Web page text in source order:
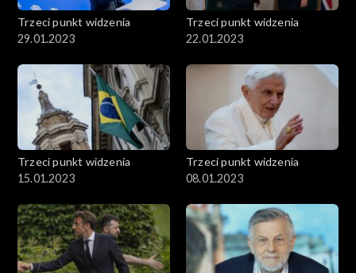
Trzeci punkt widzenia
29.01.2023
Trzeci punkt widzenia
22.01.2023
Trzeci punkt widzenia
15.01.2023
Trzeci punkt widzenia
08.01.2023